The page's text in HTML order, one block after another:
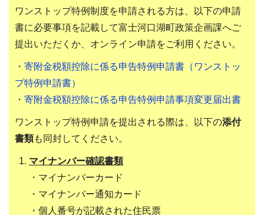
ワンストップ特例制度を申請される方は、以下の申請
書に必要事項を記載して富士河口湖町政策企画課へご
提出いただくか、オンライン申請をご利用ください。
・ 寄附金税額控除に係る申告特例申請書（ワンストッ
プ特例申請書）
・ 寄附金税額控除に係る申告特例申請事項変更届出書
ワンストップ特例申請を提出される際は、以下の添付
書類も同封してください。
マイナンバー確認書類
・マイナンバーカード
・マイナンバー通知カード
・個人番号が記載された住民票